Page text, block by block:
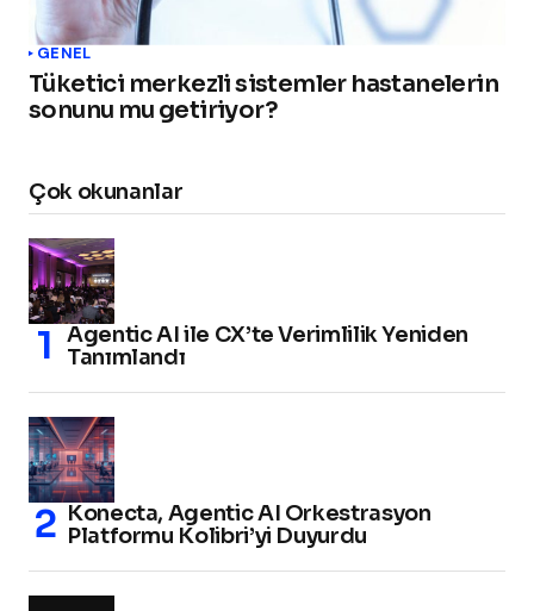
GENEL
Tüketici merkezli sistemler hastanelerin
sonunu mu getiriyor?
Çok okunanlar
Agentic AI ile CX’te Verimlilik Yeniden
Tanımlandı
Konecta, Agentic AI Orkestrasyon
Platformu Kolibri’yi Duyurdu